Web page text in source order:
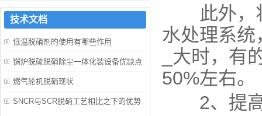
此外，
水处理系
_大时，有
50%左右。
2、提高
技术文档
低温脱硝剂的使用有哪些作用
锅炉脱硫脱硝除尘一体化装设备优缺点
燃气轮机脱硝现状
SNCR与SCR脱硝工艺相比之下的优势